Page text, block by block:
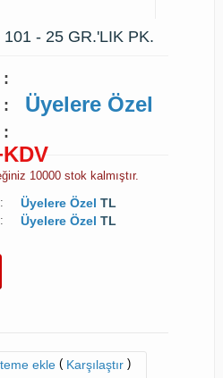
- 25 GR.'LIK PK.
:
: Üyelere Özel
:
10000 stok kalmıştır.
: Üyelere Özel TL
: Üyelere Özel TL
ekle( Karşılaştır)